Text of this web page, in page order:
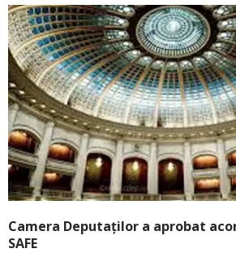
Camera Deputaților a aprobat
SAFE